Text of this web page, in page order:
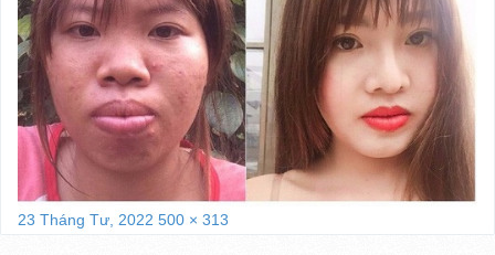
Đăng
23 Tháng Tư, 2022 Kích
500 × 313